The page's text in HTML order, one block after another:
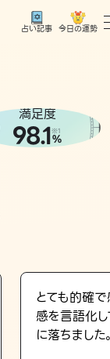
占い記事 今日の運勢
満足度
98.1※1
%
とても的確
感を言語化
に落ちました